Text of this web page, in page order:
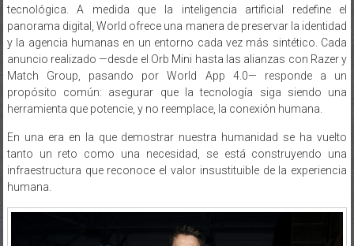
panorama digital, World ofrece una manera de preservar la identidad
y la agencia humanas en un entorno cada vez más sintético. Cada
anuncio realizado —desde el Orb Mini hasta las alianzas con Razer y
Match Group, pasando por World App 4.0— responde a un
propósito común: asegurar que la tecnología siga siendo una
herramienta que potencie, y no reemplace, la conexión humana.
tanto un reto como una necesidad, se está construyendo una
infraestructura que reconoce el valor insustituible de la experiencia
humana.